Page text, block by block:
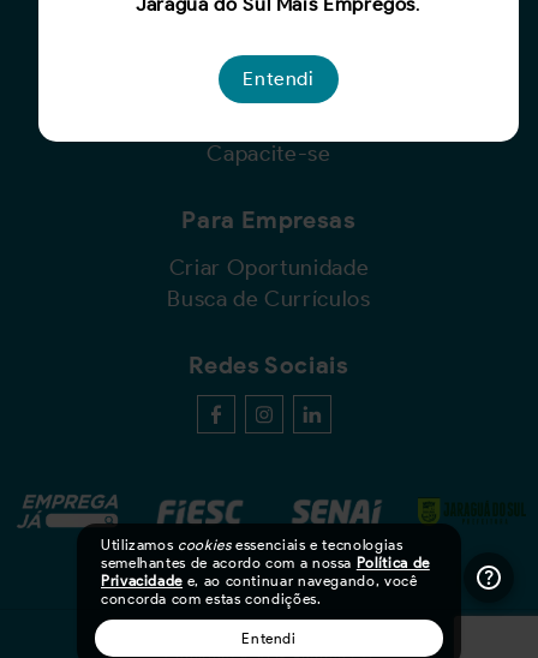
Busca de Oportunidades
Capacite-se
Para Empresas
Criar Oportunidade
Busca de Currículos
Redes Sociais
Utilizamos cookiesessenciais e tecnologias
semelhantes de acordo com a nossa Política de
Privacidade e, ao continuar navegando, você
concorda com estas condições.
Entendi
Entendi